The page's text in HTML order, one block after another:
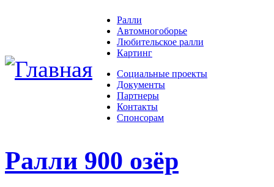
Ралли
Автомногоборье
Любительское ралли
Картинг
Социальные проекты
Документы
Партнеры
Контакты
Спонсорам
Ралли 900 озёр